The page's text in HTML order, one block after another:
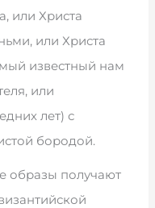
или Христа
или Христа
известный нам
или
лет) с
бородой.
образы получают